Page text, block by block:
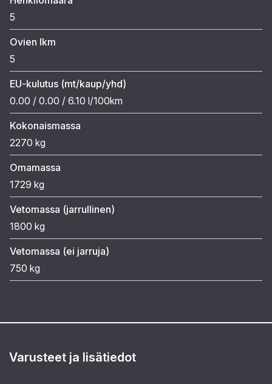
5
Ovien lkm
5
EU-kulutus (mt/kaup/yhd)
0.00 / 0.00 / 6.10 l/100km
Kokonaismassa
2270 kg
Omamassa
1729 kg
Vetomassa (jarrullinen)
1800 kg
Vetomassa (ei jarruja)
750 kg
Varusteet ja lisätiedot